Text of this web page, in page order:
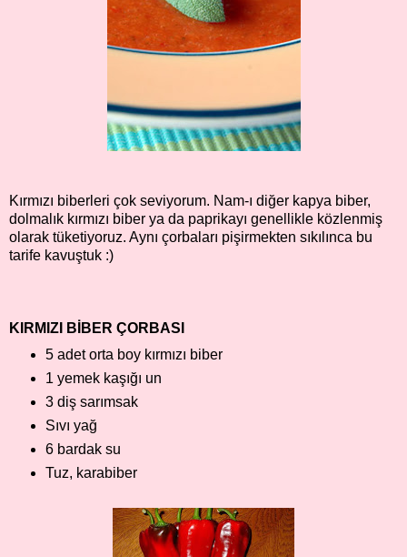
Kırmızı biberleri çok seviyorum. Nam-ı diğer kapya biber,
dolmalık kırmızı biber ya da paprikayı genellikle közlenmiş
olarak tüketiyoruz. Aynı çorbaları pişirmekten sıkılınca bu
tarife kavuştuk :)
KIRMIZI BİBER ÇORBASI
5 adet orta boy kırmızı biber
1 yemek kaşığı un
3 diş sarımsak
Sıvı yağ
6 bardak su
Tuz, karabiber